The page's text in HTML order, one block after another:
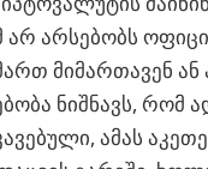
არ არსებობს
მიმართავენ
ნიშნავს, რომ
ამას